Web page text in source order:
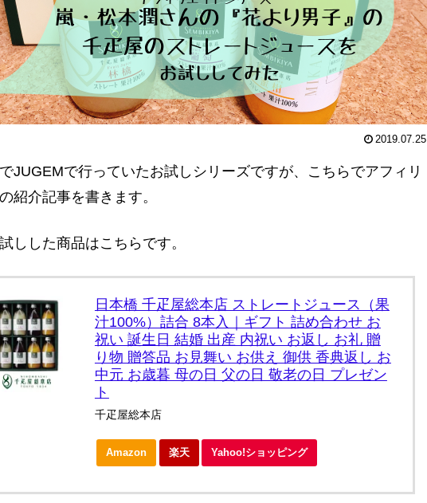
2019.07.25
JUGEMで行っていたお試しシリーズですが、こちらでアフィリ
紹介記事を書きます。
しした商品はこちらです。
日本橋 千疋屋総本店 ストレートジュース（果
汁100%）詰合 8本入｜ギフト 詰め合わせ お
祝い 誕生日 結婚 出産 内祝い お返し お礼 贈
り物 贈答品 お見舞い お供え 御供 香典返し お
中元 お歳暮 母の日 父の日 敬老の日 プレゼン
ト
千疋屋総本店
Amazon 楽天 Yahoo!ショッピング